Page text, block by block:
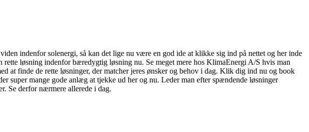
indenfor solenergi, så kan det lige nu være en god ide at klikke sig ind på nettet og her inde
løsning indenfor bæredygtig løsning nu. Se meget mere hos KlimaEnergi A/S hvis man
at finde de rette løsninger, der matcher jeres ønsker og behov i dag. Klik dig ind nu og book
super mange gode anlæg at tjekke ud her og nu. Leder man efter spændende løsninger
Se derfor nærmere allerede i dag.